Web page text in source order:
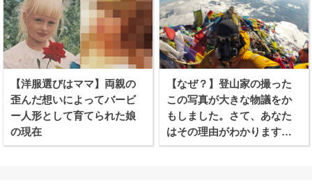
【洋服選びはママ】両親の
歪んだ想いによってバービ
ー人形として育てられた娘
の現在
【なぜ？】登山家の撮った
この写真が大きな物議をか
もしました。さて、あなた
はその理由がわかります
か？